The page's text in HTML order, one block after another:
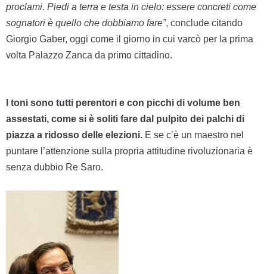
proclami. Piedi a terra e testa in cielo: essere concreti come
sognatori è quello che dobbiamo fare”, conclude citando
Giorgio Gaber, oggi come il giorno in cui varcò per la prima
volta Palazzo Zanca da primo cittadino.
I toni sono tutti perentori e con picchi di volume ben
assestati, come si è soliti fare dal pulpito dei palchi di
piazza a ridosso delle elezioni. E se c’è un maestro nel
puntare l’attenzione sulla propria attitudine rivoluzionaria è
senza dubbio Re Saro.